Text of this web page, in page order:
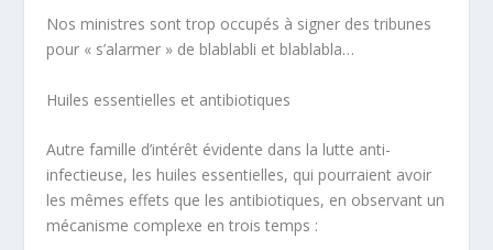
Nos ministres sont trop occupés à signer des tribunes
pour « s’alarmer » de blablabli et blablabla…
Huiles essentielles et antibiotiques
Autre famille d’intérêt évidente dans la lutte anti-
infectieuse, les huiles essentielles, qui pourraient avoir
les mêmes effets que les antibiotiques, en observant un
mécanisme complexe en trois temps :